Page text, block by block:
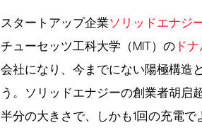
スタートアップ企業ソリッドエナジ
チューセッツ工科大学（MIT）の ド
会社になり、今までにない陽極構造
う。ソリッドエナジーの創業者胡启
半分の大きさで、しかも1回の充電